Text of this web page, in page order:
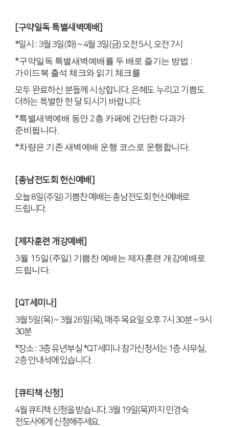
[구약일독 특별새벽예배]
*일시 : 3월 3일(화) ~ 4월 3일(금)오전 5시 ,오전 7시
*구약일독 특별새벽예배를 두 배로 즐기는 방법 :
가이드북 출석 체크와 읽기 체크를
모두 완료하신 분들께 시상합니다. 은혜도 누리고 기쁨도
더하는 특별한 한 달 되시기 바랍니다.
*특별새벽예배 동안 2층 카페에 간단한 다과가
준비됩니다.
*차량은 기존 새벽예배 운행 코스로 운행합니다.
[총남전도회 헌신예배 ]
오늘8일(주일) 기쁨찬 예배는 총남전도회 헌신예배로
드립니다.
[제자훈련 개강예배]
3월 15일(주일) 기쁨찬 예배는 제자훈련 개강예배로
드립니다.
[QT세미나]
3월 5일(목) ~ 3월 26일(목), 매주 목요일 오후 7시 30분~ 9시
30분
*장소: 3층 유년부실 *QT세미나 참가신청서는 1층 사무실,
2층 안내석에 있습니다.
[큐티책 신청]
4월 큐티책 신청을 받습니다. 3월 19일(목)까지 민경숙
전도사에게 신청해주세요.